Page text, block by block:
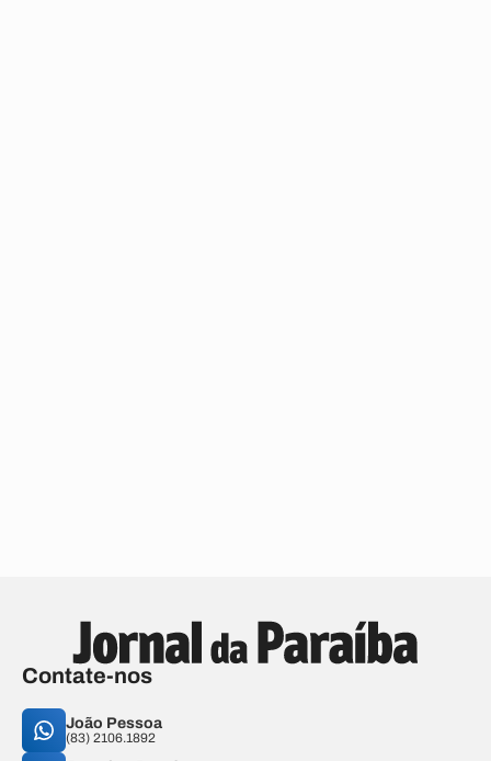
Contate-nos
João Pessoa
(83) 2106.1892